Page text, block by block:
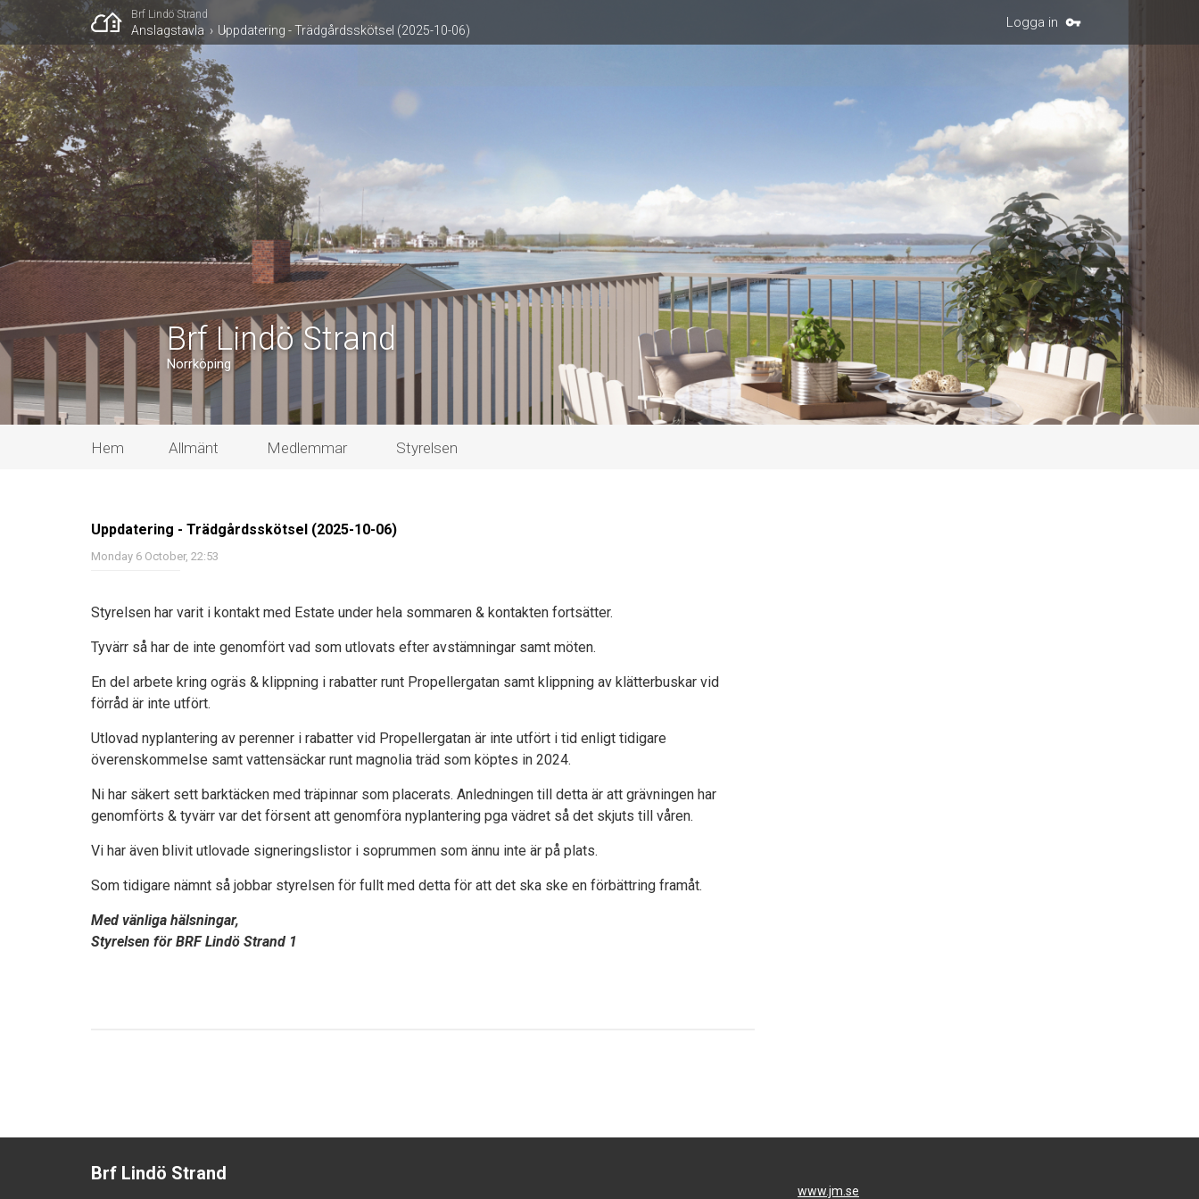
Brf Lindö Strand
Anslagstavla Uppdatering - Trädgårdsskötsel (2025-10-06) Logga in vpn_key
Brf Lindö Strand
Norrköping
Hem Allmänt Medlemmar Styrelsen
Uppdatering - Trädgårdsskötsel (2025-10-06)
Monday 6 October, 22:53
Styrelsen har varit i kontakt med Estate under hela sommaren & kontakten fortsätter.
Tyvärr så har de inte genomfört vad som utlovats efter avstämningar samt möten.
En del arbete kring ogräs & klippning i rabatter runt Propellergatan samt klippning av klätterbuskar vid
förråd är inte utfört.
Utlovad nyplantering av perenner i rabatter vid Propellergatan är inte utfört i tid enligt tidigare
överenskommelse samt vattensäckar runt magnolia träd som köptes in 2024.
Ni har säkert sett barktäcken med träpinnar som placerats. Anledningen till detta är att grävningen har
genomförts & tyvärr var det försent att genomföra nyplantering pga vädret så det skjuts till våren.
Vi har även blivit utlovade signeringslistor i soprummen som ännu inte är på plats.
Som tidigare nämnt så jobbar styrelsen för fullt med detta för att det ska ske en förbättring framåt.
Med vänliga hälsningar,
Styrelsen för BRF Lindö Strand 1
Brf Lindö Strand
www.jm.se